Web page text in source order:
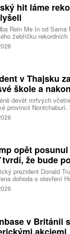
Reuters.
hit láme
Rein Me In od Sama
žebříčku
reakci. Řada lidí
totiž rozdělil do
v Thajsku
škole a
devět mrtvých
provincii
svého dědečka oba
a tři žáky, dalších
opět
tvrdí, že bude
prezident Donald
dohoda o otevření
dojít brzy. Írán je
která může pro
v Británii